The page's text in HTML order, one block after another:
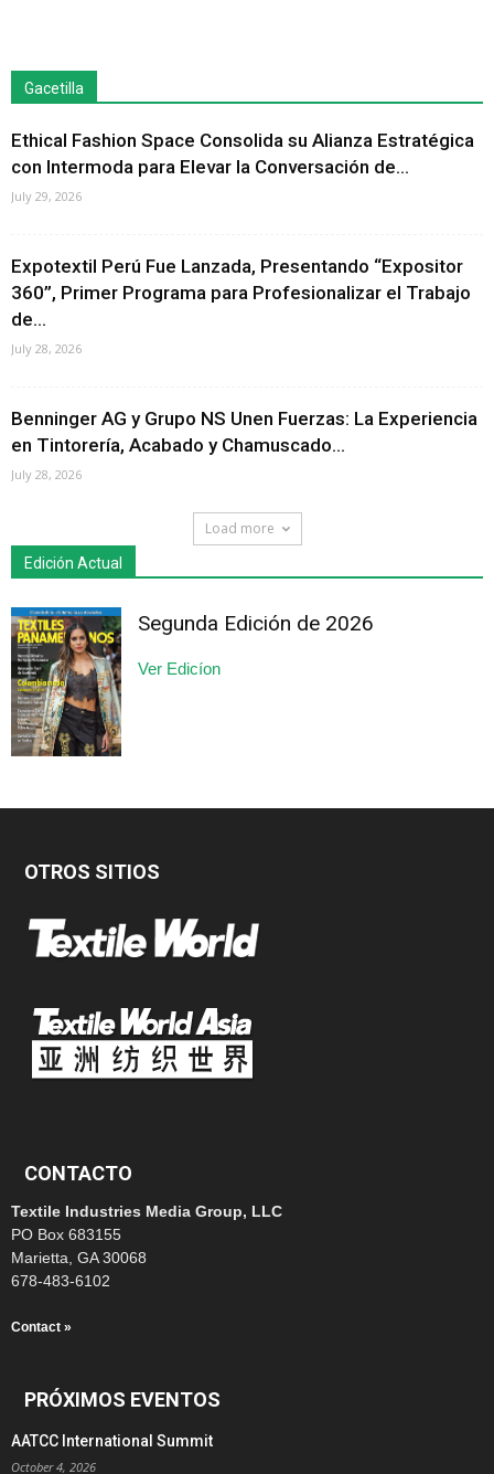
Gacetilla
Ethical Fashion Space Consolida su Alianza Estratégica
con Intermoda para Elevar la Conversación de...
July 29, 2026
Expotextil Perú Fue Lanzada, Presentando “Expositor
360”, Primer Programa para Profesionalizar el Trabajo
de...
July 28, 2026
Benninger AG y Grupo NS Unen Fuerzas: La Experiencia
en Tintorería, Acabado y Chamuscado...
July 28, 2026
Load more
Edición Actual
Segunda Edición de 2026
Ver Edicíon
OTROS SITIOS
CONTACTO
Textile Industries Media Group, LLC
PO Box 683155
Marietta, GA 30068
678-483-6102
Contact »
PRÓXIMOS EVENTOS
AATCC International Summit
October 4, 2026